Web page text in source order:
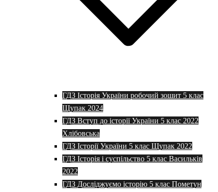
ГДЗ Історія України робочий зошит 5 клас
Щупак 2024
ГДЗ Вступ до історії України 5 клас 2022
Хлібовська
ГДЗ Історії України 5 клас Щупак 2022
ГДЗ Історія і суспільство 5 клас Васильків
2022
ГДЗ Досліджуємо історію 5 клас Пометун